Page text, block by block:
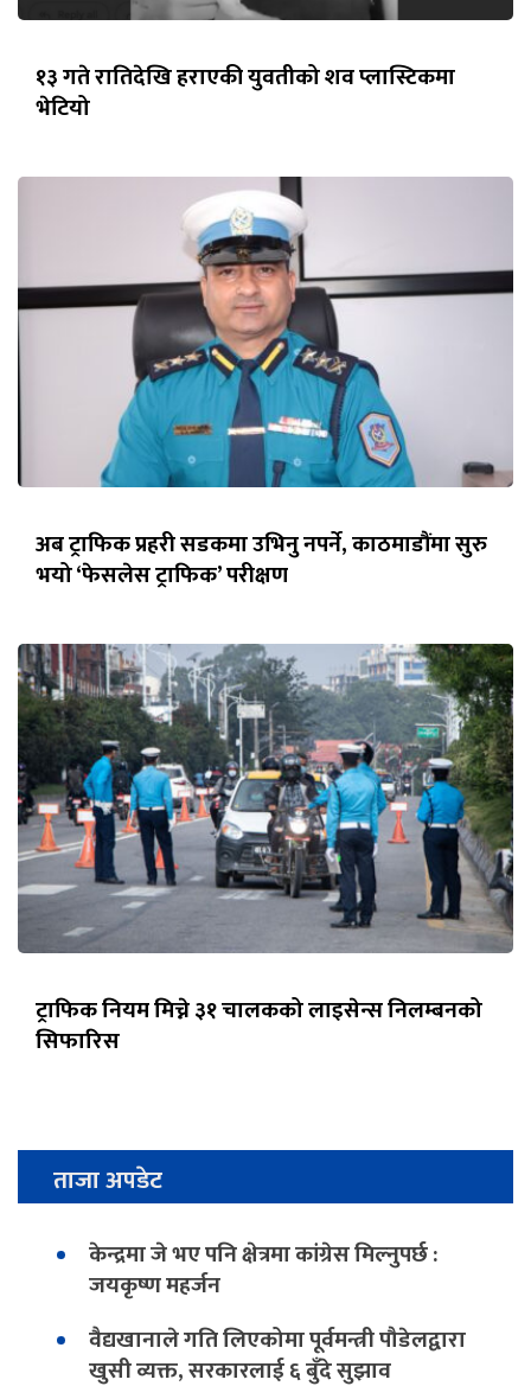
१३ गते रातिदेखि हराएकी युवतीको शव प्लास्टिकमा
भेटियो
अब ट्राफिक प्रहरी सडकमा उभिनु नपर्ने, काठमाडौंमा सुरु
भयो ‘फेसलेस ट्राफिक’ परीक्षण
ट्राफिक नियम मिच्ने ३१ चालकको लाइसेन्स निलम्बनको
सिफारिस
ताजा अपडेट
केन्द्रमा जे भए पनि क्षेत्रमा कांग्रेस मिल्नुपर्छ :
जयकृष्ण महर्जन
वैद्यखानाले गति लिएकोमा पूर्वमन्त्री पौडेलद्वारा
खुसी व्यक्त, सरकारलाई ६ बुँदे सुझाव